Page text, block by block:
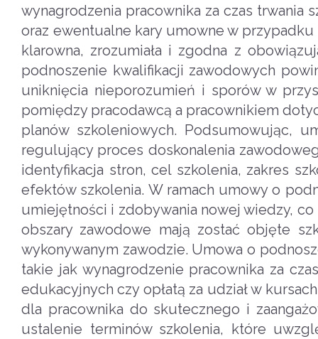
wynagrodzenia pracownika za czas trwania
oraz ewentualne kary umowne w
klarowna, zrozumiała i zgodna z
podnoszenie kwalifikacji zawodowych
uniknięcia nieporozumień i sporów w
pomiędzy pracodawcą a pracownikiem
planów szkoleniowych. Podsumowując,
regulujący proces doskonalenia
identyfikacja stron, cel szkolenia, zakres
efektów szkolenia. W ramach umowy o
umiejętności i zdobywania nowej wiedzy,
obszary zawodowe mają zostać objęte
wykonywanym zawodzie. Umowa o
takie jak wynagrodzenie pracownika za
edukacyjnych czy opłatą za udział w
dla pracownika do skutecznego i
ustalenie terminów szkolenia, które